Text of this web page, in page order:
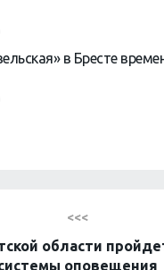
в Бресте
<<<
области
оповещения